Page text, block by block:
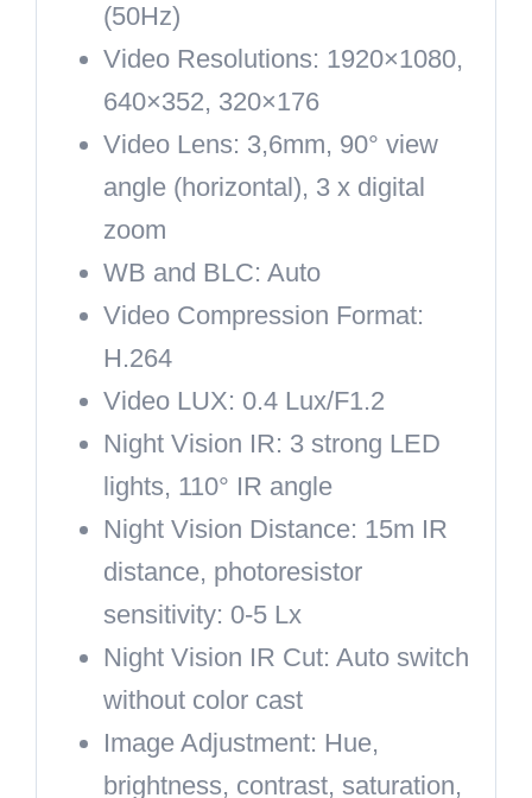
(50Hz)
Video Resolutions: 1920×1080,
640×352, 320×176
Video Lens: 3,6mm, 90° view
angle (horizontal), 3 x digital
zoom
WB and BLC: Auto
Video Compression Format:
H.264
Video LUX: 0.4 Lux/F1.2
Night Vision IR: 3 strong LED
lights, 110° IR angle
Night Vision Distance: 15m IR
distance, photoresistor
sensitivity: 0-5 Lx
Night Vision IR Cut: Auto switch
without color cast
Image Adjustment: Hue,
brightness, contrast, saturation,